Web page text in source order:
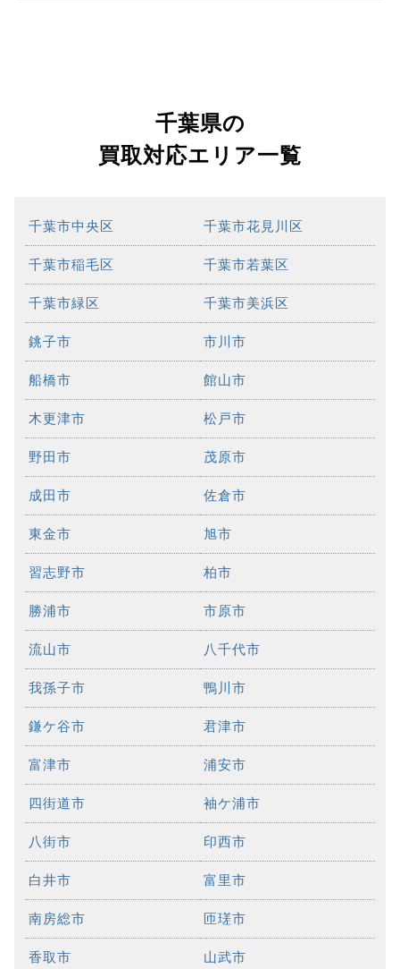
千葉県の
買取対応エリア一覧
千葉市中央区 千葉市花見川区
千葉市稲毛区 千葉市若葉区
千葉市緑区 千葉市美浜区
銚子市 市川市
船橋市 館山市
木更津市 松戸市
野田市 茂原市
成田市 佐倉市
東金市 旭市
習志野市 柏市
勝浦市 市原市
流山市 八千代市
我孫子市 鴨川市
鎌ケ谷市 君津市
富津市 浦安市
四街道市 袖ケ浦市
八街市 印西市
白井市 富里市
南房総市 匝瑳市
香取市 山武市